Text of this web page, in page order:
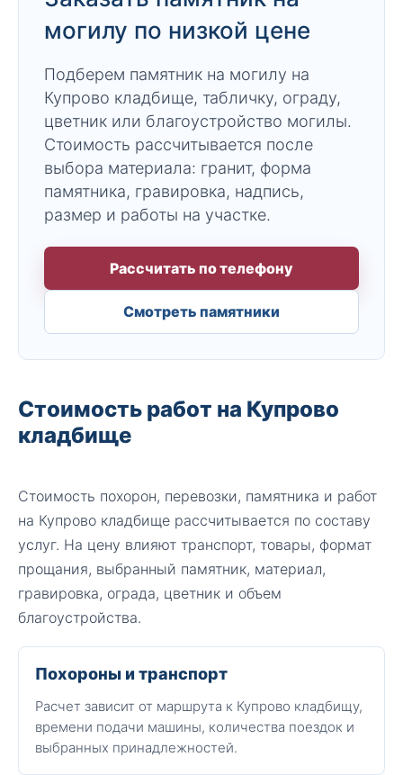
могилу по низкой цене
Подберем памятник на могилу на
Купрово кладбище, табличку, ограду,
цветник или благоустройство могилы.
Стоимость рассчитывается после
выбора материала: гранит, форма
памятника, гравировка, надпись,
размер и работы на участке.
Рассчитать по телефону
Смотреть памятники
Стоимость работ на Купрово
кладбище
Стоимость похорон, перевозки, памятника и работ
на Купрово кладбище рассчитывается по составу
услуг. На цену влияют транспорт, товары, формат
прощания, выбранный памятник, материал,
гравировка, ограда, цветник и объем
благоустройства.
Похороны и транспорт
Расчет зависит от маршрута к Купрово кладбищу,
времени подачи машины, количества поездок и
выбранных принадлежностей.